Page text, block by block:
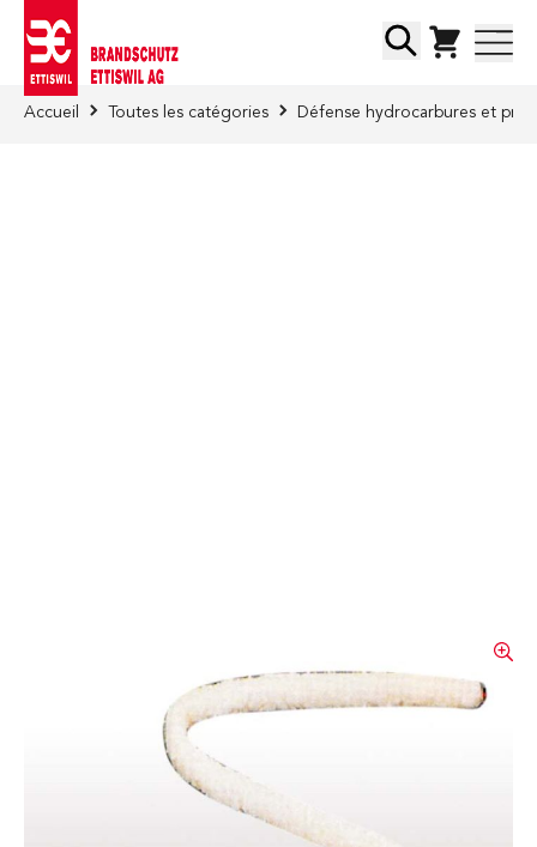
Chercher
Accueil Toutes les catégories Défense hydrocarbures et
Serpentin à huile